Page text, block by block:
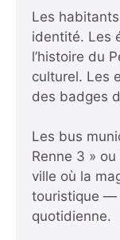
Les
identité. Les
l’histoire du
culturel. Les
des badges
Les bus
Renne 3 » ou
ville où la
touristique —
quotidienne.